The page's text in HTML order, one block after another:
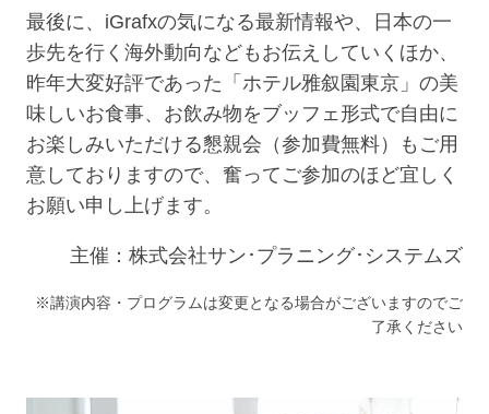
最後に、iGrafxの気になる最新情報や、日本の一
歩先を行く海外動向などもお伝えしていくほか、
昨年大変好評であった「ホテル雅叙園東京」の美
味しいお食事、お飲み物をブッフェ形式で自由に
お楽しみいただける懇親会（参加費無料）もご用
意しておりますので、奮ってご参加のほど宜しく
お願い申し上げます。
主催：株式会社サン･プラニング･システムズ
※講演内容・プログラムは変更となる場合がございますのでご
了承ください